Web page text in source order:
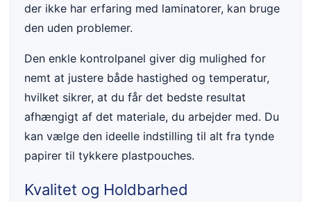
der ikke har erfaring med laminatorer, kan bruge
den uden problemer.
Den enkle kontrolpanel giver dig mulighed for
nemt at justere både hastighed og temperatur,
hvilket sikrer, at du får det bedste resultat
afhængigt af det materiale, du arbejder med. Du
kan vælge den ideelle indstilling til alt fra tynde
papirer til tykkere plastpouches.
Kvalitet og Holdbarhed